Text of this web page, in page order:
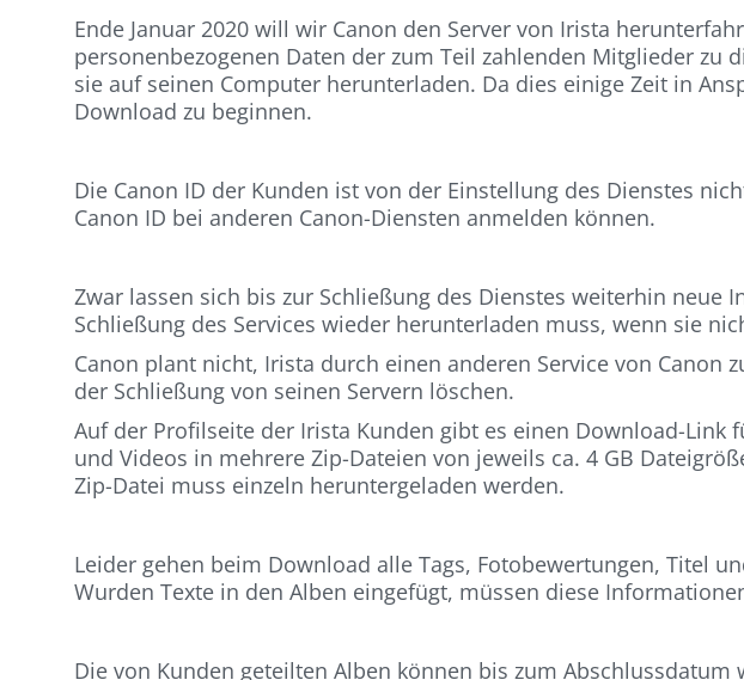
Ende Januar 2020 will wir Canon den Server von Irista
personenbezogenen Daten der zum Teil zahlenden Mitglieder
sie auf seinen Computer herunterladen. Da dies einige Zeit in
Download zu beginnen.
Die Canon ID der Kunden ist von der Einstellung des Dienstes
Canon ID bei anderen Canon-Diensten anmelden können.
Zwar lassen sich bis zur Schließung des Dienstes weiterhin
Schließung des Services wieder herunterladen muss, wenn sie
Canon plant nicht, Irista durch einen anderen Service von
der Schließung von seinen Servern löschen.
Auf der Profilseite der Irista Kunden gibt es einen Download-
und Videos in mehrere Zip-Dateien von jeweils ca. 4 GB
Zip-Datei muss einzeln heruntergeladen werden.
Leider gehen beim Download alle Tags, Fotobewertungen, Titel
Wurden Texte in den Alben eingefügt, müssen diese
Die von Kunden geteilten Alben können bis zum